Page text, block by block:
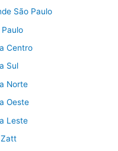
São Paulo
Centro
Sul
Norte
Oeste
Leste
Zatt